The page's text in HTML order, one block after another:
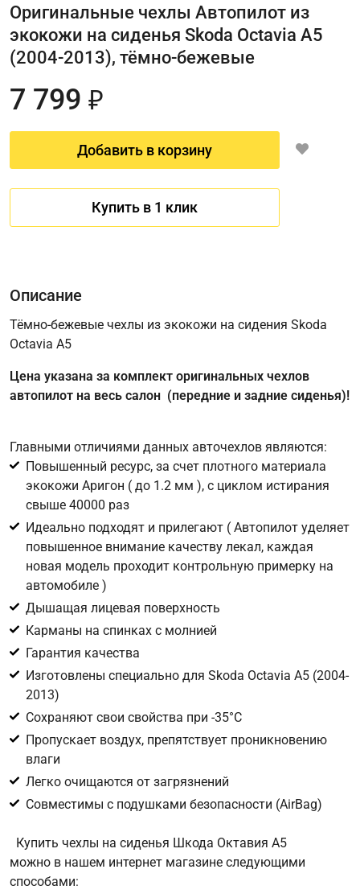
Оригинальные чехлы Автопилот из
экокожи на сиденья Skoda Octavia A5
(2004-2013), тёмно-бежевые
7 799 ₽
Добавить в корзину
Купить в 1 клик
Имя
Соглашение об обработке персональных данных
Для подтверждения своего согласия на обработку ваших
персональных данных в целях исполнения запроса введите
в поле ниже цифру
Цифра с картинки
Описание
Тёмно-бежевые чехлы из экокожи на сидения Skoda
Octavia A5
Цена указана за комплект оригинальных чехлов
автопилот на весь салон (передние и задние сиденья)!
Главными отличиями данных авточехлов являются:
Повышенный ресурс, за счет плотного материала
экокожи Аригон ( до 1.2 мм ), с циклом истирания
свыше 40000 раз
Идеально подходят и прилегают ( Автопилот уделяет
повышенное внимание качеству лекал, каждая
новая модель проходит контрольную примерку на
автомобиле )
Дышащая лицевая поверхность
Карманы на спинках с молнией
Гарантия качества
Изготовлены специально для Skoda Octavia A5 (2004-
2013)
Сохраняют свои свойства при -35°С
Пропускает воздух, препятствует проникновению
влаги
Легко очищаются от загрязнений
Совместимы с подушками безопасности (AirBag)
Купить чехлы на сиденья Шкода Октавия А5
можно в нашем интернет магазине следующими
способами: